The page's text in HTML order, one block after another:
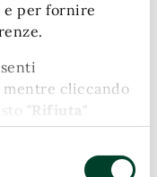
e per fornire
cliccando
"Rifiuta"
in